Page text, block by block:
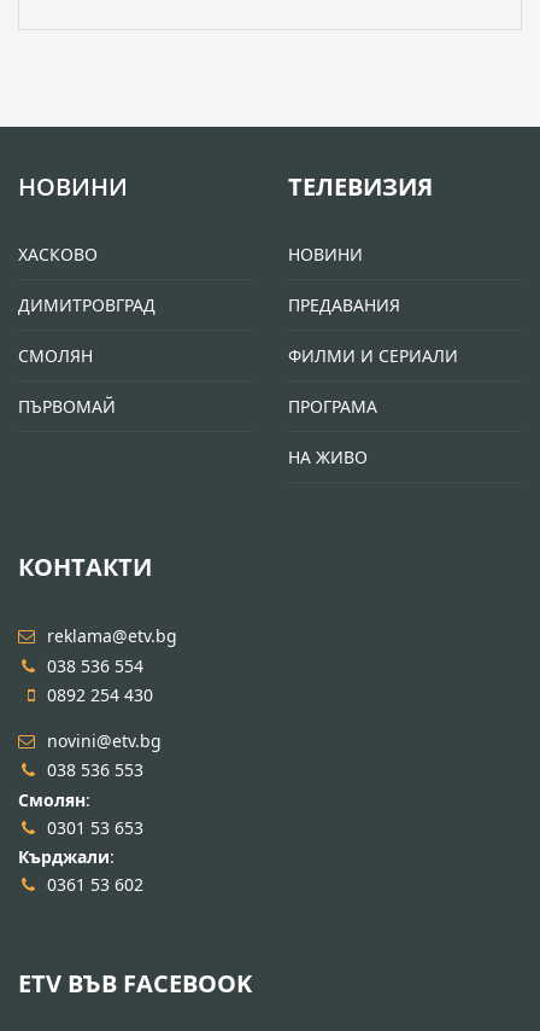
НОВИНИ
ХАСКОВО
ДИМИТРОВГРАД
СМОЛЯН
ПЪРВОМАЙ
ТЕЛЕВИЗИЯ
НОВИНИ
ПРЕДАВАНИЯ
ФИЛМИ И СЕРИАЛИ
ПРОГРАМА
НА ЖИВО
КОНТАКТИ
reklama@etv.bg
038 536 554
0892 254 430
novini@etv.bg
038 536 553
Смолян:
0301 53 653
Кърджали:
0361 53 602
ETV ВЪВ FACEBOOK